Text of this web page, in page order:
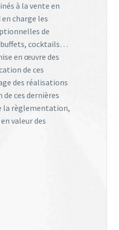
à la vente en
charge les
de
buffets, cocktails…
en œuvre des
de ces
des réalisations
ces dernières
la règlementation,
valeur des